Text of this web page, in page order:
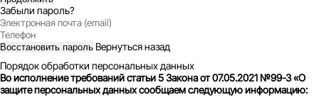
Забыли пароль?
Восстановить пароль Вернуться назад
Порядок обработки персональных данных
Во исполнение требований статьи 5 Закона от 07.05.2021 №99-З «О
защите персональных данных сообщаем следующую информацию: